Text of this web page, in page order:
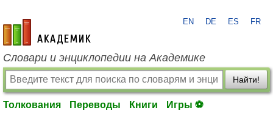
academic.ru
EN DE ES FR
Словари и энциклопедии на Академике
Найти!
Толкования Переводы Книги Игры ⚽